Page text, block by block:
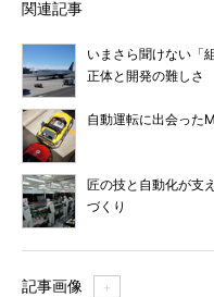
関連記事
いまさら聞けない
正体と開発の難しさ
自動運転に出会った
匠の技と自動化が支
づくり
記事画像 ＋